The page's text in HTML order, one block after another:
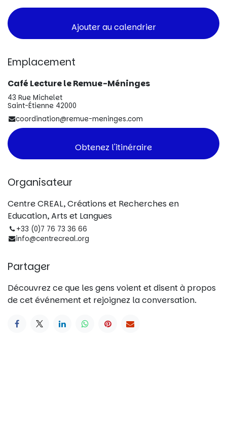
Ajouter au calendrier
Emplacement
Café Lecture le Remue-Méninges
43 Rue Michelet
Saint-Étienne 42000
coordination@remue-meninges.com
Obtenez l'itinéraire
Organisateur
Centre CREAL, Créations et Recherches en
Education, Arts et Langues
+33 (0)7 76 73 36 66
info@centrecreal.org
Partager
Découvrez ce que les gens voient et disent à propos
de cet événement et rejoignez la conversation.